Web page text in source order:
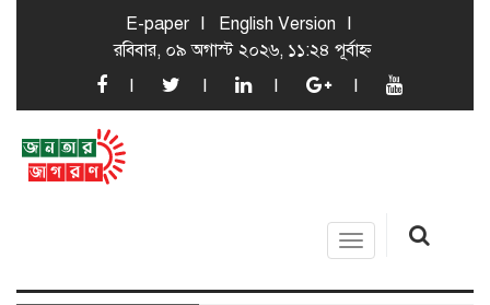
E-paper
English Version
রবিবার, ০৯ অগাস্ট ২০২৬, ১১:২৪ পূর্বাহ্ন
Toggle
navigation